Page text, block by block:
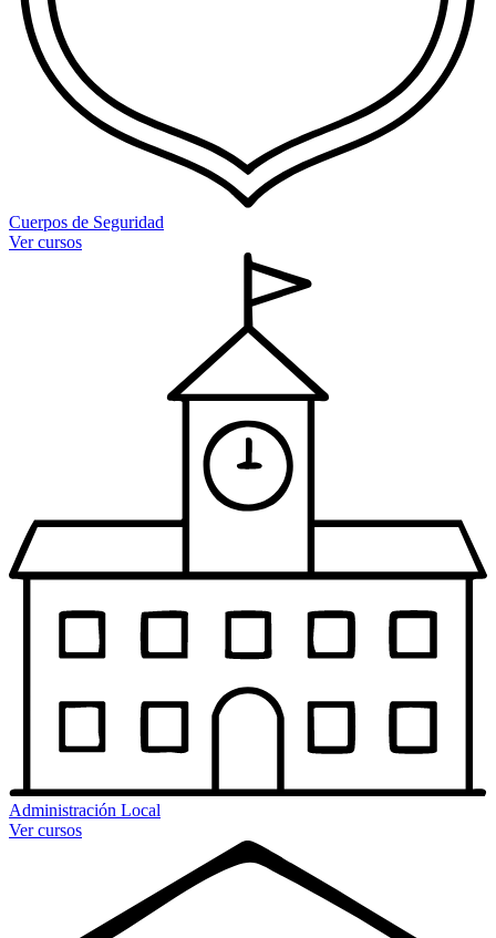
Cuerpos de Seguridad
Ver cursos
Administración Local
Ver cursos